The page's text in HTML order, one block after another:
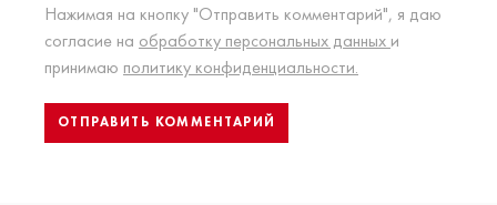
Нажимая на кнопку "Отправить комментарий", я даю
согласие на обработку персональных данных и
принимаю политику конфиденциальности.